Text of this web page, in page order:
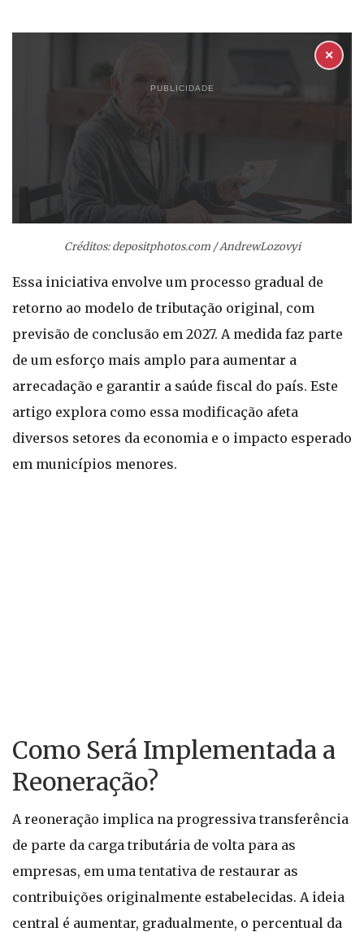
PUBLICIDADE
✕
Créditos: depositphotos.com / AndrewLozovyi
Essa iniciativa envolve um processo gradual de
retorno ao modelo de tributação original, com
previsão de conclusão em 2027. A medida faz parte
de um esforço mais amplo para aumentar a
arrecadação e garantir a saúde fiscal do país. Este
artigo explora como essa modificação afeta
diversos setores da economia e o impacto esperado
em municípios menores.
Como Será Implementada a
Reoneração?
A reoneração implica na progressiva transferência
de parte da carga tributária de volta para as
empresas, em uma tentativa de restaurar as
contribuições originalmente estabelecidas. A ideia
central é aumentar, gradualmente, o percentual da